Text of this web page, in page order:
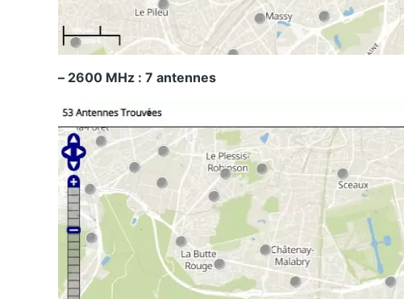
– 2600 MHz : 7 antennes